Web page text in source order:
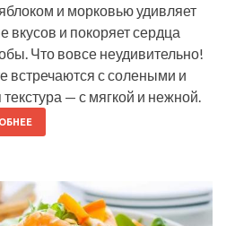
и морковью удивляет
вкусов и покоряет сердца
Что вовсе неудивительно!
встречаются с солеными и
— с мягкой и нежной.